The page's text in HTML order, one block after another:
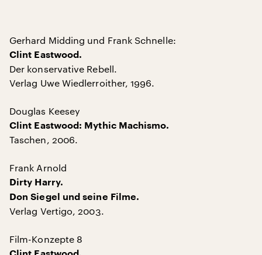
Gerhard Midding und Frank Schnelle:
Clint Eastwood.
Der konservative Rebell.
Verlag Uwe Wiedlerroither, 1996.
Douglas Keesey
Clint Eastwood: Mythic Machismo.
Taschen, 2006.
Frank Arnold
Dirty Harry.
Don Siegel und seine Filme.
Verlag Vertigo, 2003.
Film-Konzepte 8